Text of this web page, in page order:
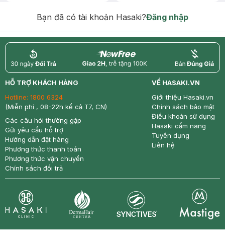
Bạn đã có tài khoản Hasaki?Đăng nhập
return nowfree price
HỖ TRỢ KHÁCH HÀNG
Hotline: 1800 6324
(Miễn phí , 08-22h kể cả T7, CN)
Các câu hỏi thường gặp
Gửi yêu cầu hỗ trợ
Hướng dẫn đặt hàng
Phương thức thanh toán
Phương thức vận chuyển
Chính sách đổi trả
VỀ HASAKI.VN
Giới thiệu Hasaki.vn
Chính sách bảo mật
Điều khoản sử dụng
Hasaki cẩm nang
Tuyển dụng
Liên hệ